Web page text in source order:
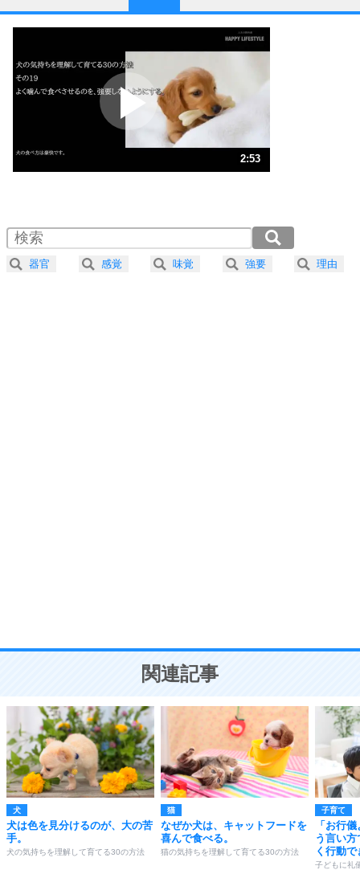
1
他人と比べない。
いっそのこと、他人を見ない。
いらいらしない人になる30の方法
ポジティブになれない原因は、行動しないから。
ポジティブ思考になる30の方法
ストレス対策
人生、なんとかなるもの。
気楽に生きる30の方法
4 器の大きい人は、怒りを優しさで表現する。
プラス思考
ことが大切。
2:53
2.0倍速 （339KB 1分26秒）
2.5倍速 （271KB 1分9秒）
3.0倍速 （226KB 57秒）
器官 感覚 味覚 強要 理由
関連記事
犬
犬は色を見分けるのが、大の苦
手。
犬の気持ちを理解して育てる30の方法
猫
なぜか犬は、キャットフードを
喜んで食べる。
猫の気持ちを理解して育てる30の方法
子育て
「お行
う言い
く行動
子どもに礼